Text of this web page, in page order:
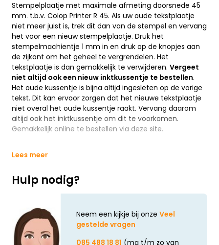
Stempelplaatje met maximale afmeting doorsnede 45
mm. t.b.v. Colop Printer R 45. Als uw oude tekstplaatje
niet meer juist is, trek dit dan van de stempel en vervang
het voor een nieuw stempelplaatje. Druk het
stempelmachientje 1 mm in en druk op de knopjes aan
de zijkant om het geheel te vergrendelen. Het
tekstplaatje is dan gemakkelijk te verwijderen. Vergeet
niet altijd ook een nieuw inktkussentje te bestellen.
Het oude kussentje is bijna altijd ingesleten op de vorige
tekst. Dit kan ervoor zorgen dat het nieuwe tekstplaatje
niet overal het oude kussentje raakt. Vervang daarom
altijd ook het inktkussentje om dit te voorkomen.
Gemakkelijk online te bestellen via deze site.
Lees meer
Hulp nodig?
Neem een kijkje bij onze Veel
gestelde vragen
085 488 18 81 (ma t/m zo van